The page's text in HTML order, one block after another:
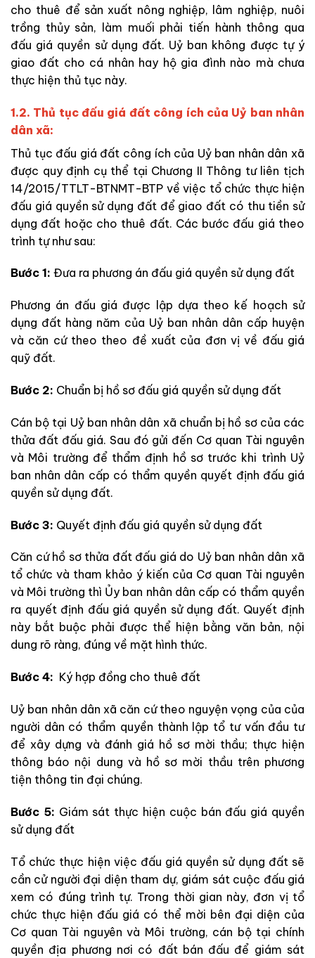
cho thuê để sản xuất nông nghiệp, lâm nghiệp, nuôi
trồng thủy sản, làm muối phải tiến hành thông qua
đấu giá quyền sử dụng đất. Uỷ ban không được tự ý
giao đất cho cá nhân hay hộ gia đình nào mà chưa
thực hiện thủ tục này.
1.2. Thủ tục đấu giá đất công ích của Uỷ ban nhân
dân xã:
Thủ tục đấu giá đất công ích của Uỷ ban nhân dân xã
được quy định cụ thể tại Chương II Thông tư liên tịch
14/2015/TTLT-BTNMT-BTP về việc tổ chức thực hiện
đấu giá quyền sử dụng đất để giao đất có thu tiền sử
dụng đất hoặc cho thuê đất. Các bước đấu giá theo
trình tự như sau:
Bước 1: Đưa ra phương án đấu giá quyền sử dụng đất
Phương án đấu giá được lập dựa theo kế hoạch sử
dụng đất hàng năm của Uỷ ban nhân dân cấp huyện
và căn cứ theo theo đề xuất của đơn vị về đấu giá
quỹ đất.
Bước 2: Chuẩn bị hồ sơ đấu giá quyền sử dụng đất
Cán bộ tại Uỷ ban nhân dân xã chuẩn bị hồ sơ của các
thửa đất đấu giá. Sau đó gửi đến Cơ quan Tài nguyên
và Môi trường để thẩm định hồ sơ trước khi trình Uỷ
ban nhân dân cấp có thẩm quyền quyết định đấu giá
quyền sử dụng đất.
Bước 3: Quyết định đấu giá quyền sử dụng đất
Căn cứ hồ sơ thửa đất đấu giá do Uỷ ban nhân dân xã
tổ chức và tham khảo ý kiến của Cơ quan Tài nguyên
và Môi trường thì Ủy ban nhân dân cấp có thẩm quyền
ra quyết định đấu giá quyền sử dụng đất. Quyết định
này bắt buộc phải được thể hiện bằng văn bản, nội
dung rõ ràng, đúng về mặt hình thức.
Bước 4: Ký hợp đồng cho thuê đất
Uỷ ban nhân dân xã căn cứ theo nguyện vọng của của
người dân có thẩm quyền thành lập tổ tư vấn đầu tư
để xây dựng và đánh giá hồ sơ mời thầu; thực hiện
thông báo nội dung và hồ sơ mời thầu trên phương
tiện thông tin đại chúng.
Bước 5: Giám sát thực hiện cuộc bán đấu giá quyền
sử dụng đất
Tổ chức thực hiện việc đấu giá quyền sử dụng đất sẽ
cần cử người đại diện tham dự, giám sát cuộc đấu giá
xem có đúng trình tự. Trong thời gian này, đơn vị tổ
chức thực hiện đấu giá có thể mời bên đại diện của
Cơ quan Tài nguyên và Môi trường, cán bộ tại chính
quyền địa phương nơi có đất bán đấu để giám sát